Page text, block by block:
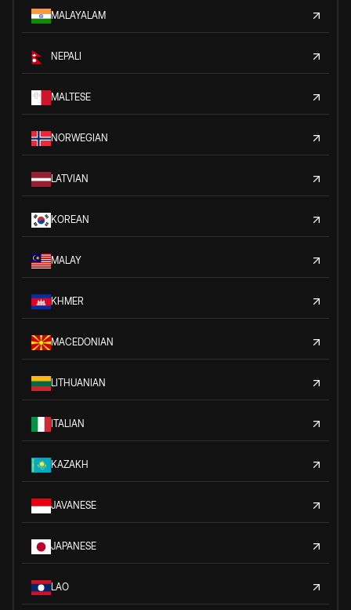
MALAYALAM
NEPALI
MALTESE
NORWEGIAN
LATVIAN
KOREAN
MALAY
KHMER
MACEDONIAN
LITHUANIAN
ITALIAN
KAZAKH
JAVANESE
JAPANESE
LAO